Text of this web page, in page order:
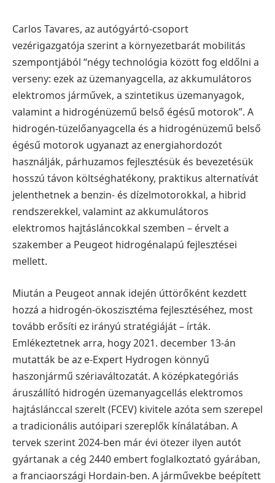
Carlos Tavares, az autógyártó-csoport
vezérigazgatója szerint a környezetbarát mobilitás
szempontjából “négy technológia között fog eldőlni a
verseny: ezek az üzemanyagcella, az akkumulátoros
elektromos járművek, a szintetikus üzemanyagok,
valamint a hidrogénüzemű belső égésű motorok”. A
hidrogén-tüzelőanyagcella és a hidrogénüzemű belső
égésű motorok ugyanazt az energiahordozót
használják, párhuzamos fejlesztésük és bevezetésük
hosszú távon költséghatékony, praktikus alternatívát
jelenthetnek a benzin- és dízelmotorokkal, a hibrid
rendszerekkel, valamint az akkumulátoros
elektromos hajtásláncokkal szemben – érvelt a
szakember a Peugeot hidrogénalapú fejlesztései
mellett.
Miután a Peugeot annak idején úttörőként kezdett
hozzá a hidrogén-ökoszisztéma fejlesztéséhez, most
tovább erősíti ez irányú stratégiáját – írták.
Emlékeztetnek arra, hogy 2021. december 13-án
mutatták be az e-Expert Hydrogen könnyű
haszonjármű szériaváltozatát. A középkategóriás
áruszállító hidrogén üzemanyagcellás elektromos
hajtáslánccal szerelt (FCEV) kivitele azóta sem szerepel
a tradicionális autóipari szereplők kínálatában. A
tervek szerint 2024-ben már évi ötezer ilyen autót
gyártanak a cég 2440 embert foglalkoztató gyárában,
a franciaországi Hordain-ben. A járművekbe beépített